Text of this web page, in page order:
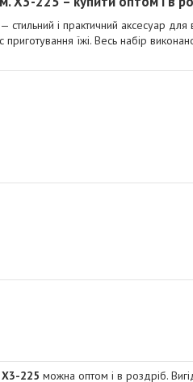
— стильний і практичний аксесуар для
приготування їжі. Весь набір
225 можна оптом і в роздріб.